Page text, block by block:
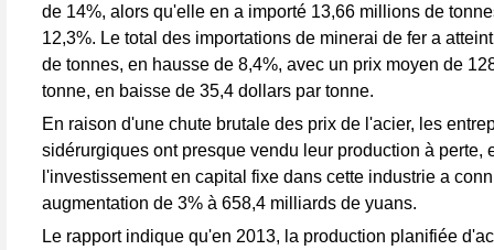
de 14%, alors qu'elle en a importé 13,66 millions de
12,3%. Le total des importations de minerai de fer a
de tonnes, en hausse de 8,4%, avec un prix moyen de
tonne, en baisse de 35,4 dollars par tonne.
En raison d'une chute brutale des prix de l'acier, les
sidérurgiques ont presque vendu leur production à perte,
l'investissement en capital fixe dans cette industrie a
augmentation de 3% à 658,4 milliards de yuans.
Le rapport indique qu'en 2013, la production planifiée